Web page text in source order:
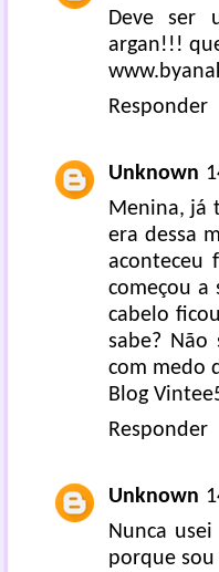
Deve ser
argan!!!
Responder
Unknown
Menina, já
era dessa
aconteceu
começou a
cabelo
sabe?
com medo
Blog
Responder
Unknown
Nunca
porque